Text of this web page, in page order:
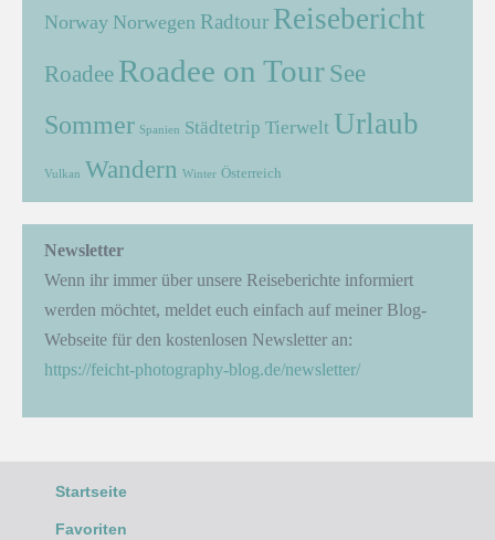
Norway Norwegen Radtour Reisebericht
Roadee Roadee on Tour See
Sommer Spanien Städtetrip Tierwelt Urlaub
Vulkan Wandern Winter Österreich
Newsletter
Wenn ihr immer über unsere Reiseberichte informiert
werden möchtet, meldet euch einfach auf meiner Blog-
Webseite für den kostenlosen Newsletter an:
https://feicht-photography-blog.de/newsletter/
Startseite
Favoriten